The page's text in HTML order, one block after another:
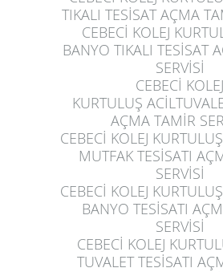
TIKALI TESİSAT AÇMA
CEBECİ KOLEJ
BANYO TIKALI TESİSAT
SERVİSİ
CEBECİ KOLEJ
KURTULUŞ
AÇMA TAMİR
CEBECİ KOLEJ KURTULUŞ
MUTFAK TESİSATI
SERVİSİ
CEBECİ KOLEJ KURTULUŞ
BANYO TESİSATI
SERVİSİ
CEBECİ KOLEJ
TUVALET TESİSATI